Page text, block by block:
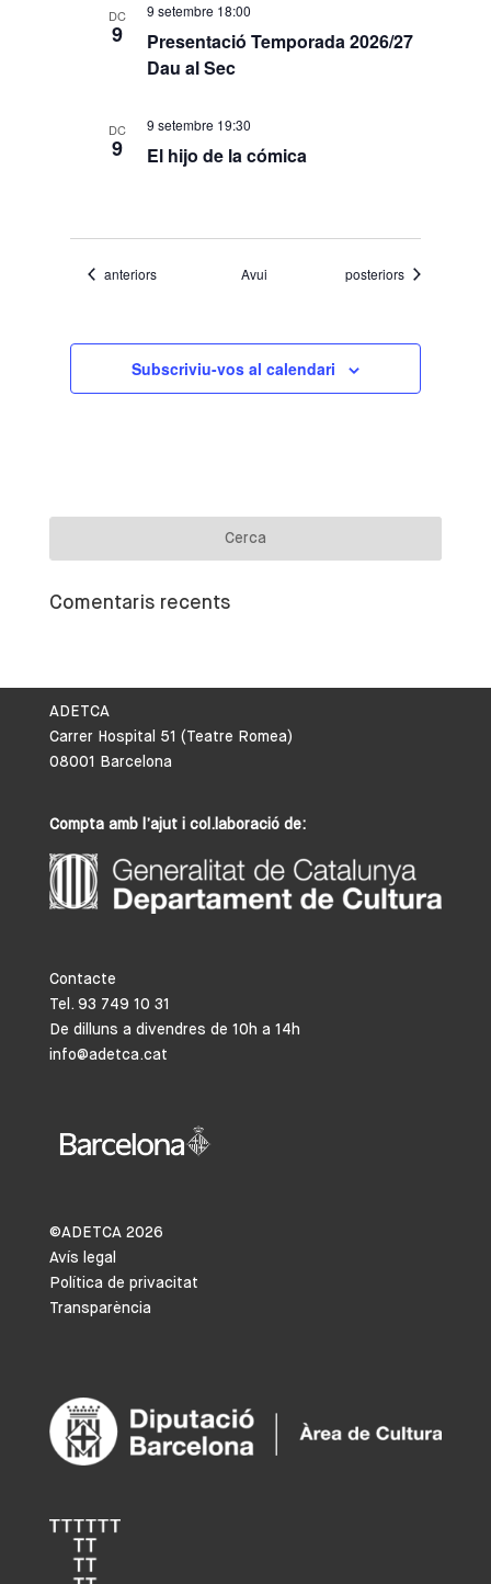
DC
9
Presentació Temporada 2026/27
Dau al Sec
9 setembre 18:00
DC
9 El hijo de la cómica
9 setembre 19:30
Esdeveniments
anteriors Avui Esdeveniments
posteriors
Subscriviu-vos al calendari
Comentaris recents
ADETCA
Carrer Hospital 51 (Teatre Romea)
08001 Barcelona
Compta amb l’ajut i col.laboració de:
Contacte
Tel. 93 749 10 31
De dilluns a divendres de 10h a 14h
info@adetca.cat
©ADETCA 2026
Avís legal
Política de privacitat
Transparència